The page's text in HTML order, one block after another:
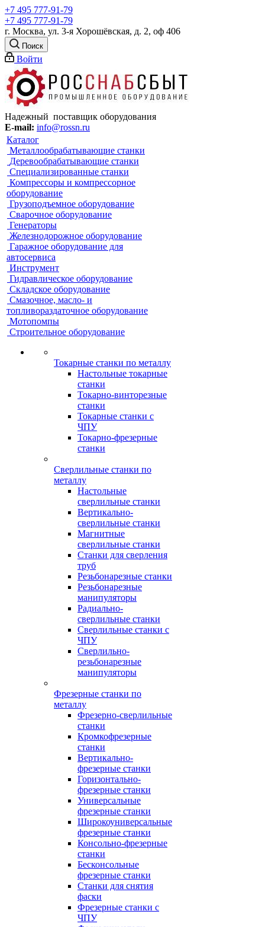
+7 495 777-91-79
+7 495 777-91-79
г. Москва, ул. 3-я Хорошёвская, д. 2, оф 406
Поиск
Войти
Надежный поставщик оборудования
E-mail: info@rossn.ru
Каталог
Металлообрабатывающие станки
Деревообрабатывающие станки
Специализированные станки
Компрессоры и компрессорное
оборудование
Грузоподъемное оборудование
Сварочное оборудование
Генераторы
Железнодорожное оборудование
Гаражное оборудование для
автосервиса
Инструмент
Гидравлическое оборудование
Складское оборудование
Смазочное, масло- и
топливораздаточное оборудование
Мотопомпы
Строительное оборудование
Токарные станки по металлу
Настольные токарные
станки
Токарно-винторезные
станки
Токарные станки с
ЧПУ
Токарно-фрезерные
станки
Сверлильные станки по
металлу
Настольные
сверлильные станки
Вертикально-
сверлильные станки
Магнитные
сверлильные станки
Станки для сверления
труб
Резьбонарезные станки
Резьбонарезные
манипуляторы
Радиально-
сверлильные станки
Сверлильные станки с
ЧПУ
Сверлильно-
резьбонарезные
манипуляторы
Фрезерные станки по
металлу
Фрезерно-сверлильные
станки
Кромкофрезерные
станки
Вертикально-
фрезерные станки
Горизонтально-
фрезерные станки
Универсальные
фрезерные станки
Широкоуниверсальные
фрезерные станки
Консольно-фрезерные
станки
Бесконсольные
фрезерные станки
Станки для снятия
фаски
Фрезерные станки с
ЧПУ